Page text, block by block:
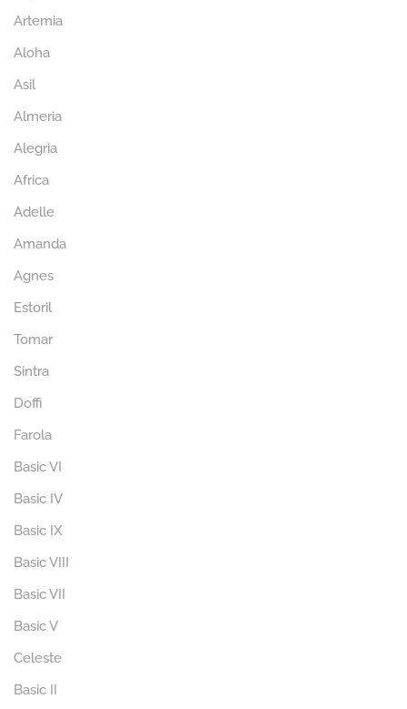
Artemia
Aloha
Asil
Almeria
Alegria
Africa
Adelle
Amanda
Agnes
Estoril
Tomar
Sintra
Doffi
Farola
Basic VI
Basic IV
Basic IX
Basic VIII
Basic VII
Basic V
Celeste
Basic II